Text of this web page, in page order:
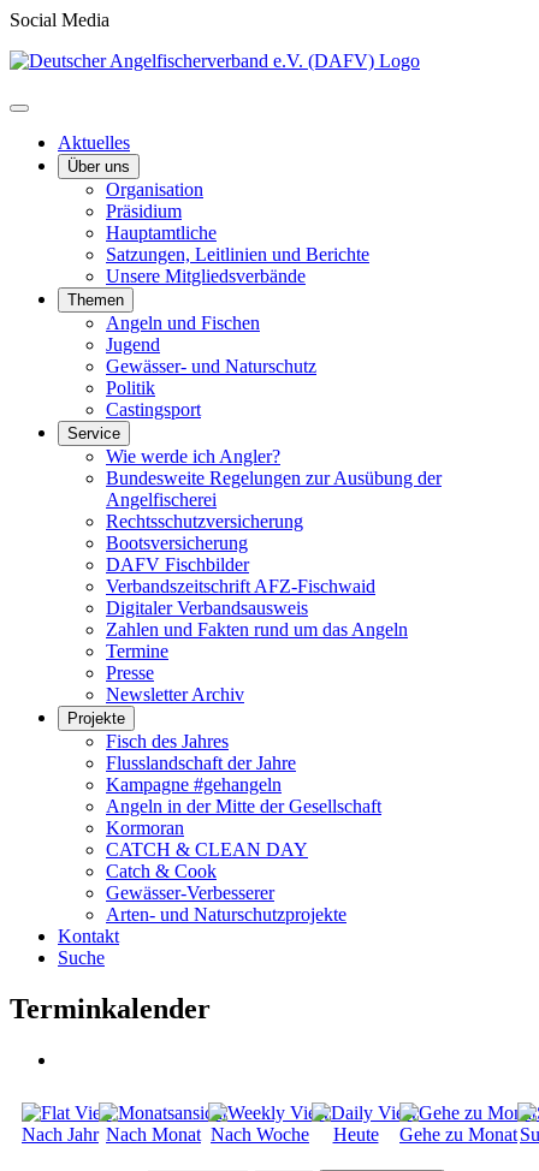
Social Media
Aktuelles
Über uns
Organisation
Präsidium
Hauptamtliche
Satzungen, Leitlinien und Berichte
Unsere Mitgliedsverbände
Themen
Angeln und Fischen
Jugend
Gewässer- und Naturschutz
Politik
Castingsport
Service
Wie werde ich Angler?
Bundesweite Regelungen zur Ausübung der
Angelfischerei
Rechtsschutzversicherung
Bootsversicherung
DAFV Fischbilder
Verbandszeitschrift AFZ-Fischwaid
Digitaler Verbandsausweis
Zahlen und Fakten rund um das Angeln
Termine
Presse
Newsletter Archiv
Projekte
Fisch des Jahres
Flusslandschaft der Jahre
Kampagne #gehangeln
Angeln in der Mitte der Gesellschaft
Kormoran
CATCH & CLEAN DAY
Catch & Cook
Gewässer-Verbesserer
Arten- und Naturschutzprojekte
Kontakt
Suche
Terminkalender
Nach Jahr Nach Monat Nach Woche Heute Gehe zu Monat